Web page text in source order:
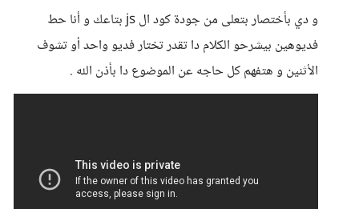
و دي بأختصار بتعلى من جودة كود ال js بتاعك و أنا حط
فديوهين بيشرحو الكلام دا تقدر تختار فديو واحد أو تشوف
الأثنين و هتفهم كل حاجه عن الموضوع دا بأذن الله .